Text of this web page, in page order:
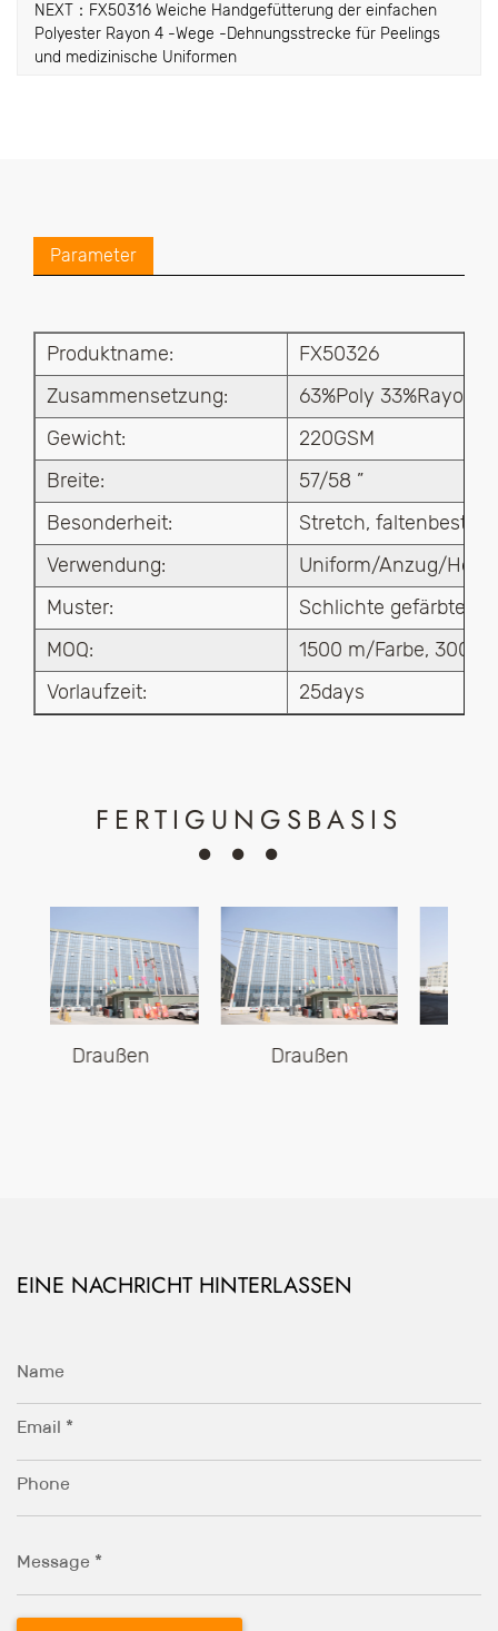
NEXT：FX50316 Weiche Handgefütterung der einfachen
Polyester Rayon 4 -Wege -Dehnungsstrecke für Peelings
und medizinische Uniformen
Parameter
Produktname:
FX50326
Zusammensetzung:
63%Poly 33%Rayon
Gewicht:
220GSM
Breite:
57/58 ”
Besonderheit:
Stretch,
Verwendung:
Uniform/Anzug/
Muster:
Schlichte gefärbte,
MOQ:
1500 m/Farbe, 3000
Vorlaufzeit:
25days
FERTIGUNGSBASIS
Draußen Draußen
EINE NACHRICHT HINTERLASSEN
Name
Email *
Phone
Message *